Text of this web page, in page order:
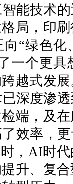
能技术
局，印
“绿色
一个更
越式发
深度渗
端，及
效率，
，AI时
升、复